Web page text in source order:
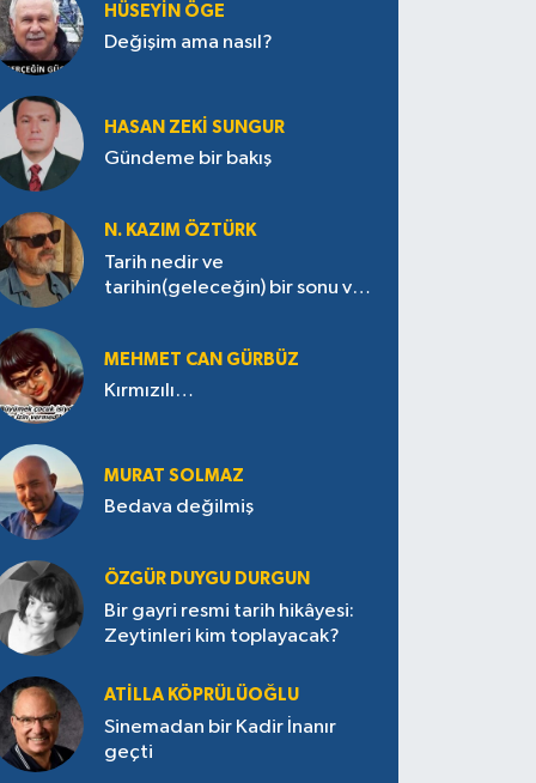
HÜSEYIN ÖGE
Değişim ama nasıl?
HASAN ZEKI SUNGUR
Gündeme bir bakış
N. KAZIM ÖZTÜRK
Tarih nedir ve
tarihin(geleceğin) bir sonu var
MEHMET CAN GÜRBÜZ
Kırmızılı…
MURAT SOLMAZ
Bedava değilmiş
ÖZGÜR DUYGU DURGUN
Bir gayri resmi tarih hikâyesi:
Zeytinleri kim toplayacak?
ATILLA KÖPRÜLÜOĞLU
Sinemadan bir Kadir İnanır
geçti